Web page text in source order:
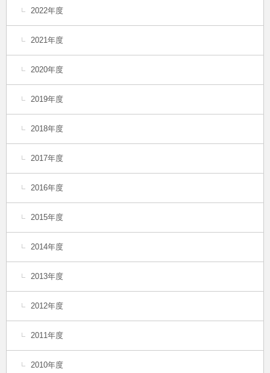
2022年度
2021年度
2020年度
2019年度
2018年度
2017年度
2016年度
2015年度
2014年度
2013年度
2012年度
2011年度
2010年度